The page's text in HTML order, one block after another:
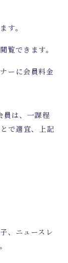
す。
覧できます。
ーに会員料金
員は、一課程
で適宜、上記
、ニュースレ